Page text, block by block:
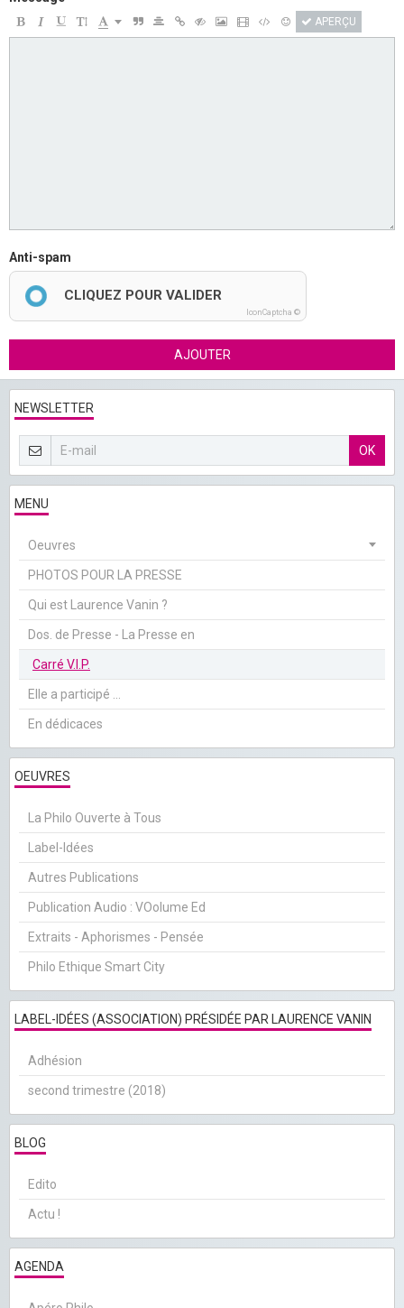
APERÇU
Anti-spam
CLIQUEZ POUR VALIDER
IconCaptcha ©
AJOUTER
NEWSLETTER
OK
MENU
Oeuvres
PHOTOS POUR LA PRESSE
Qui est Laurence Vanin ?
Dos. de Presse - La Presse en
Carré V.I.P.
Elle a participé ...
En dédicaces
OEUVRES
La Philo Ouverte à Tous
Label-Idées
Autres Publications
Publication Audio : VOolume Ed
Extraits - Aphorismes - Pensée
Philo Ethique Smart City
LABEL-IDÉES (ASSOCIATION) PRÉSIDÉE PAR LAURENCE VANIN
Adhésion
second trimestre (2018)
BLOG
Edito
Actu !
AGENDA